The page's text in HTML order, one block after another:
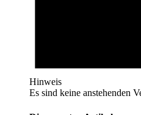
Hinweis
Es sind keine anstehenden